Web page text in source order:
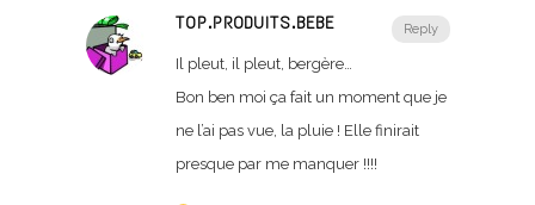
Reply
TOP.PRODUITS.BEBE
Il pleut, il pleut, bergère…
Bon ben moi ça fait un moment que je
ne l’ai pas vue, la pluie ! Elle finirait
presque par me manquer !!!!